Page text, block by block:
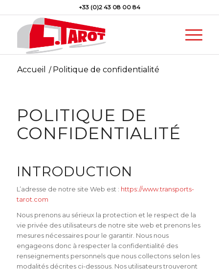
+33 (0)2 43 08 00 84
Accueil / Politique de confidentialité
POLITIQUE DE
CONFIDENTIALITÉ
INTRODUCTION
L’adresse de notre site Web est : https://www.transports-
tarot.com
Nous prenons au sérieux la protection et le respect de la
vie privée des utilisateurs de notre site web et prenons les
mesures nécessaires pour le garantir. Nous nous
engageons donc à respecter la confidentialité des
renseignements personnels que nous collectons selon les
modalités décrites ci-dessous. Nos utilisateurs trouveront